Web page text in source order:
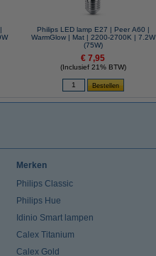
Philips LED lamp E27 | Peer A60 |
WarmGlow | Mat | 2200-2700K | 7.2W
(75W)
€ 7,95
(Inclusief 21% BTW)
Merken
Philips Classic
Philips Hue
Idinio Smart lampen
Calex Titanium
Calex Gold